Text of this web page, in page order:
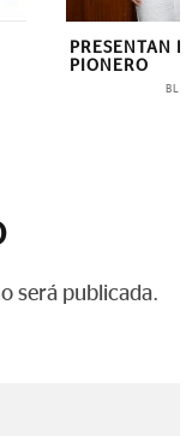
INNOVAR SIN
EVOLUCIÓN
HACIA UNA
será publicada.